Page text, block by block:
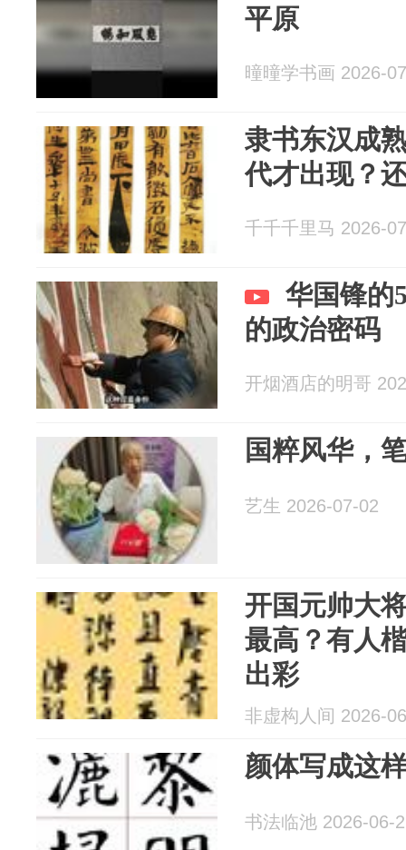
平原
曈曈学书画 2026-
隶书东汉成
代才出现？
千千千里马 2026-
华国锋的
的政治密码
开烟酒店的明哥
国粹风华，
艺生 2026-07-02
开国元帅大
最高？有人
出彩
非虚构人间 2026-
颜体写成这
书法临池 2026-06-